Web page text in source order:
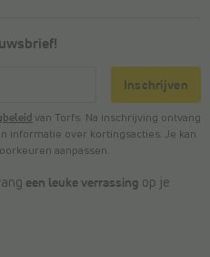
Inschrijven
van Torfs. Na inschrijving ontvang
informatie over kortingsacties. Je kan
aanpassen.
een leuke verrassing op je